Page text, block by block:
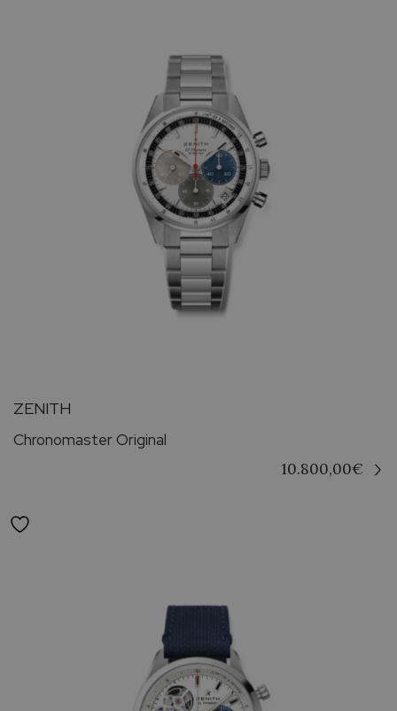
ZENITH
Chronomaster Original
10.800,00€